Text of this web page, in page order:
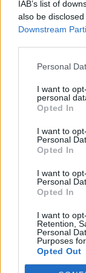
IAB’s list of
also be
Downstream
Personal
I want to
personal
Opted In
I want to
Personal
Opted In
I want to
Personal
Opted In
I want to
Retention,
Personal
Purposes
Opted Out
PSP apreende
pirotécnicos e
Aveiro
ARTIGOS